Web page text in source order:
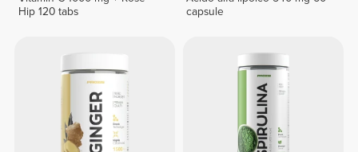
Hip 120 tabs
capsule